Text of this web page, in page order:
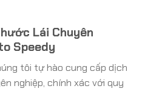
Lái Chuyên
Speedy
tôi tự hào cung cấp dịch
nghiệp, chính xác với quy